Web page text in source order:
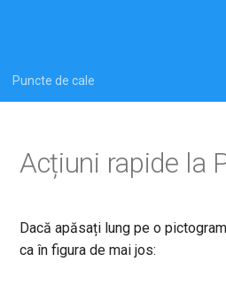
Puncte de cale
Acțiuni rapide la
Dacă apăsați lung pe o
ca în figura de mai jos: